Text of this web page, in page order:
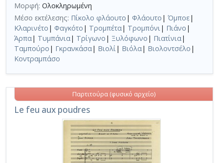
Μορφή: Ολοκληρωμένη
Μέσο εκτέλεσης: Πίκολο φλάουτο | Φλάουτο | Όμποε|
Κλαρινέτο | Φαγκότο | Τρομπέτα| Τρομπόνι | Πιάνο |
Άρπα| Τυμπάνια| Τρίγωνο | Ξυλόφωνο | Πιατίνια|
Ταμπούρο | Γκρανκάσα| Βιολί | Βιόλα| Βιολοντσέλο |
Κοντραμπάσο
Le feu aux poudres
Παρτιτούρα (φυσικό αρχείο)